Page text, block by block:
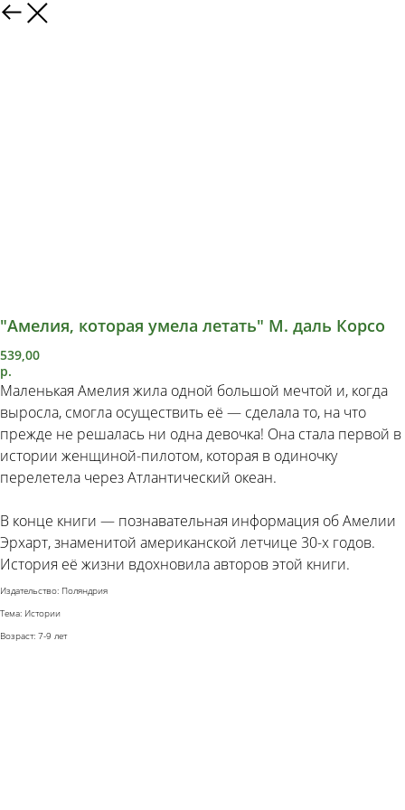
"Амелия, которая умела летать" М. даль Корсо
539,00
р.
Маленькая Амелия жила одной большой мечтой и, когда
выросла, смогла осуществить её — сделала то, на что
прежде не решалась ни одна девочка! Она стала первой в
истории женщиной-пилотом, которая в одиночку
перелетела через Атлантический океан.
В конце книги — познавательная информация об Амелии
Эрхарт, знаменитой американской летчице 30-х годов.
История её жизни вдохновила авторов этой книги.
Издательство: Поляндрия
Тема: Истории
Возраст: 7-9 лет